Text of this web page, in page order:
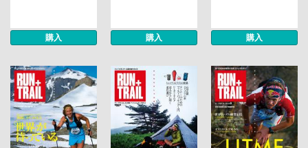
購入 購入 購入